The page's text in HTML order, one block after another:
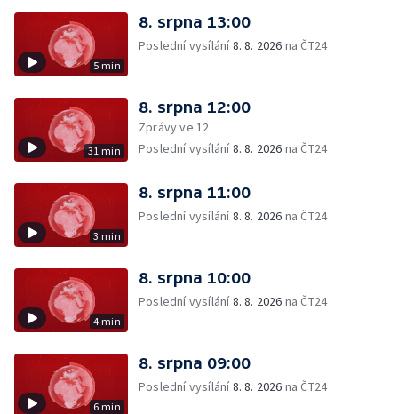
5 min
8. srpna 13:00
Poslední vysílání8. 8. 2026 na ČT24
31 min
8. srpna 12:00
Zprávy ve 12
Poslední vysílání8. 8. 2026 na ČT24
3 min
8. srpna 11:00
Poslední vysílání8. 8. 2026 na ČT24
4 min
8. srpna 10:00
Poslední vysílání8. 8. 2026 na ČT24
6 min
8. srpna 09:00
Poslední vysílání8. 8. 2026 na ČT24